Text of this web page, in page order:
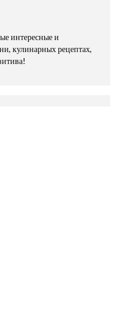
интересные и
кулинарных рецептах,